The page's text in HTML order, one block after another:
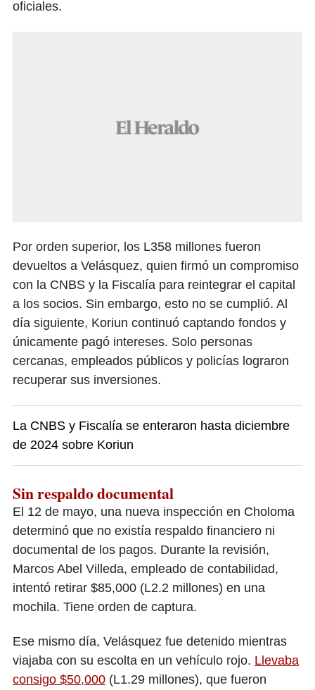
oficiales.
Por orden superior, los L358 millones fueron
devueltos a Velásquez, quien firmó un compromiso
con la CNBS y la Fiscalía para reintegrar el capital
a los socios. Sin embargo, esto no se cumplió. Al
día siguiente, Koriun continuó captando fondos y
únicamente pagó intereses. Solo personas
cercanas, empleados públicos y policías lograron
recuperar sus inversiones.
La CNBS y Fiscalía se enteraron hasta diciembre
de 2024 sobre Koriun
Sin respaldo documental
El 12 de mayo, una nueva inspección en Choloma
determinó que no existía respaldo financiero ni
documental de los pagos. Durante la revisión,
Marcos Abel Villeda, empleado de contabilidad,
intentó retirar $85,000 (L2.2 millones) en una
mochila. Tiene orden de captura.
Ese mismo día, Velásquez fue detenido mientras
viajaba con su escolta en un vehículo rojo. Llevaba
consigo $50,000 (L1.29 millones), que fueron